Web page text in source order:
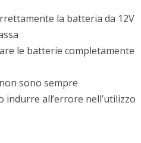
la batteria da 12V
le batterie completamente
sono sempre
all’errore nell’utilizzo